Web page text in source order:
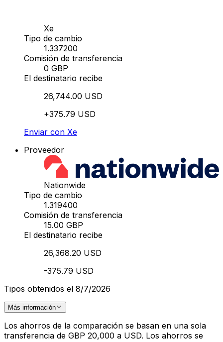
Xe
Tipo de cambio
1.337200
Comisión de transferencia
0 GBP
El destinatario recibe
26,744.00 USD
+375.79 USD
Enviar con Xe
Proveedor
Nationwide
Tipo de cambio
1.319400
Comisión de transferencia
15.00 GBP
El destinatario recibe
26,368.20 USD
-375.79 USD
Tipos obtenidos el 8/7/2026
Más información
Los ahorros de la comparación se basan en una sola
transferencia de GBP 20,000 a USD. Los ahorros se